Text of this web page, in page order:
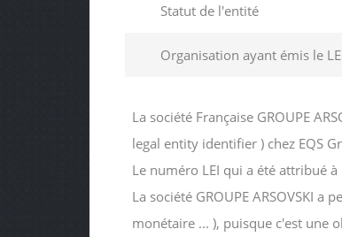
Statut de l'entité
Organisation ayant émis le
La société Française GROUPE
legal entity identifier ) chez EQS
Le numéro LEI qui a été attribué à
La société GROUPE ARSOVSKI
monétaire ... ), puisque c'est une